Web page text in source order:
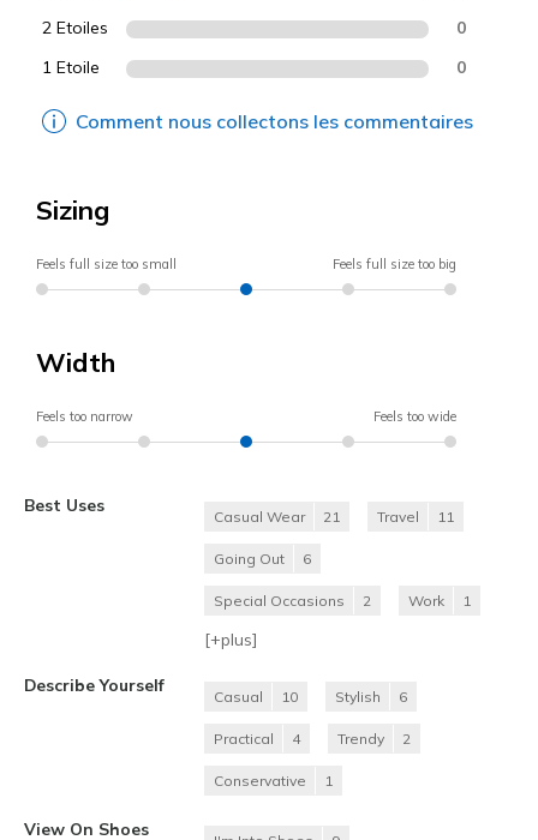
2 Etoiles 0
1 Etoile 0
Comment nous collectons les commentaires
Sizing
Feels full size too small Feels full size too big
Width
Feels too narrow Feels too wide
Best Uses
Casual Wear 21 Travel 11
Going Out 6
Special Occasions 2 Work 1
[+plus]
Describe Yourself
Casual 10 Stylish 6
Practical 4 Trendy 2
Conservative 1
View On Shoes